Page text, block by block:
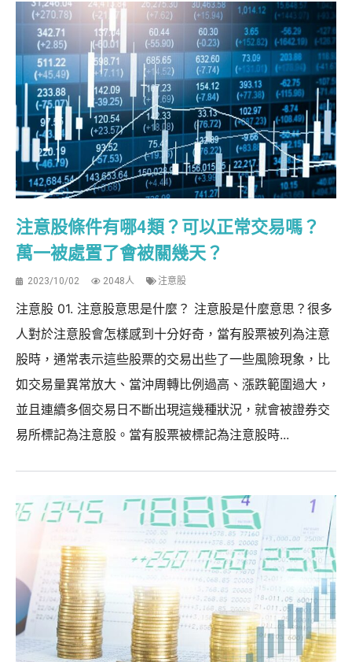
注意股條件有哪4類？可以正常交易嗎？
萬一被處置了會被關幾天？
2023/10/02 2048人 注意股
注意股 01. 注意股意思是什麼？ 注意股是什麼意思？很多
人對於注意股會怎樣感到十分好奇，當有股票被列為注意
股時，通常表示這些股票的交易出些了一些風險現象，比
如交易量異常放大、當沖周轉比例過高、漲跌範圍過大，
並且連續多個交易日不斷出現這幾種狀況，就會被證券交
易所標記為注意股。當有股票被標記為注意股時...